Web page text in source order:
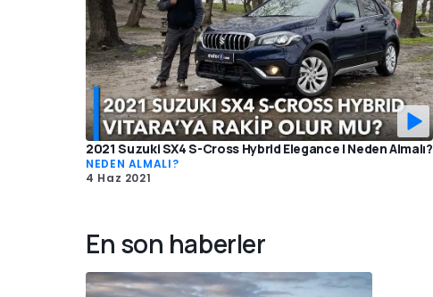
2021 Suzuki SX4 S-Cross Hybrid Elegance | Neden Almalı?
NEDEN ALMALI?
4 Haz 2021
En son haberler